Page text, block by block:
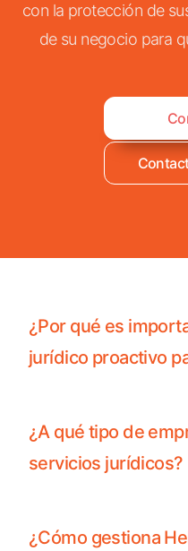
con la protección de
de su negocio para
¿Por qué es
jurídico proactivo
¿A qué tipo de
servicios jurídicos?
¿Cómo gestiona